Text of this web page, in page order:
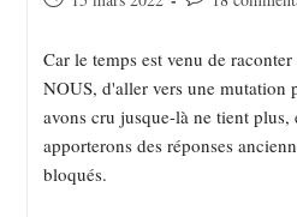
Car le temps est venu de
NOUS, d'aller vers une mutation
avons cru jusque-là ne tient plus,
apporterons des réponses
bloqués.